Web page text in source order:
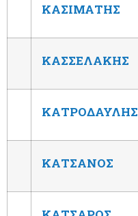
ΚΑΣΙΜΑΤΗΣ
ΚΑΣΣΕΛΑΚΗΣ
ΚΑΤΡΟΔΑΥΛΗΣ
ΚΑΤΣΑΝΟΣ